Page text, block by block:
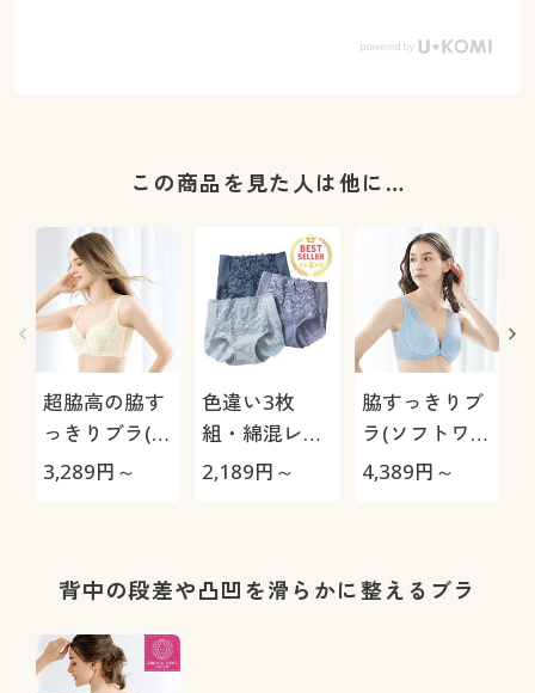
この商品を見た人は他に…
超脇高の脇す
っきりブラ(ソ
フトワイヤー
3,289円～
色違い3枚
組・綿混レー
シィショーツ
2,189円～
脇すっきりブ
ラ(ソフトワイ
ヤー入り・フ
4,389円～
背中の段差や凸凹を滑らかに整えるブラ